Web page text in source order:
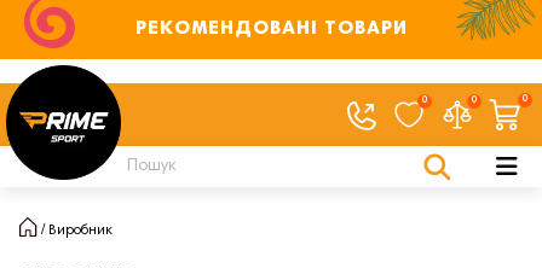
РЕКОМЕНДОВАНІ ТОВАРИ
0 0 0
Виробник